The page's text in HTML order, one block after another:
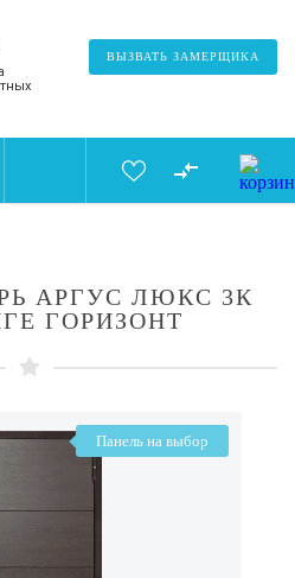
ВЫЗВАТЬ ЗАМЕРЩИКА
АРГУС ЛЮКС 3К
ГОРИЗОНТ
Панель на выбор